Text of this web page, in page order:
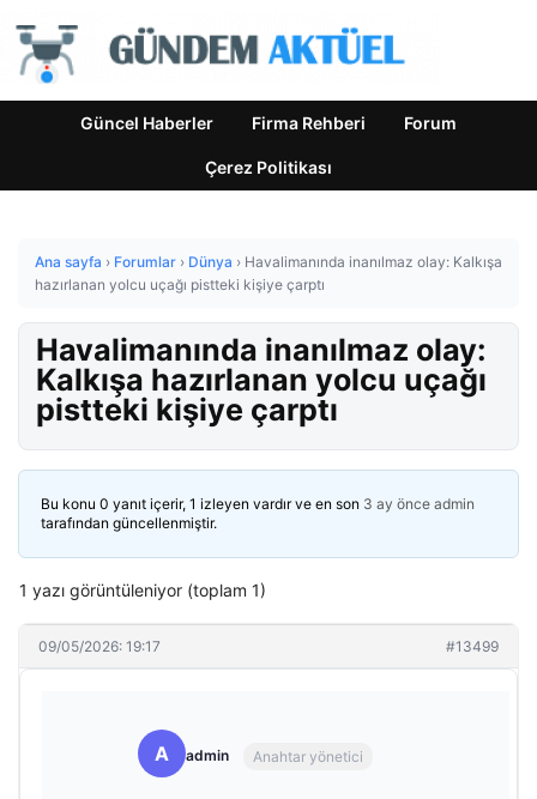
Güncel Haberler Firma Rehberi Forum
Çerez Politikası
Ana sayfa › Forumlar › Dünya › Havalimanında inanılmaz olay: Kalkışa
hazırlanan yolcu uçağı pistteki kişiye çarptı
Havalimanında inanılmaz olay:
Kalkışa hazırlanan yolcu uçağı
pistteki kişiye çarptı
Bu konu 0 yanıt içerir, 1 izleyen vardır ve en son 3 ay önce admin
tarafından güncellenmiştir.
1 yazı görüntüleniyor (toplam 1)
09/05/2026: 19:17 #13499
A admin Anahtar yönetici